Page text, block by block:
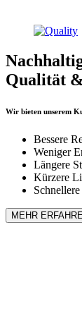
Qualität
Wir bieten unserem
Bessere
Weniger
Längere
Kürzere
MEHR